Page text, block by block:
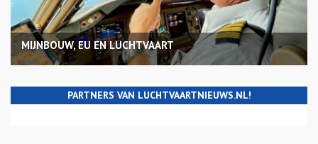
MIJNBOUW, EU EN LUCHTVAART
PARTNERS VAN LUCHTVAARTNIEUWS.NL!